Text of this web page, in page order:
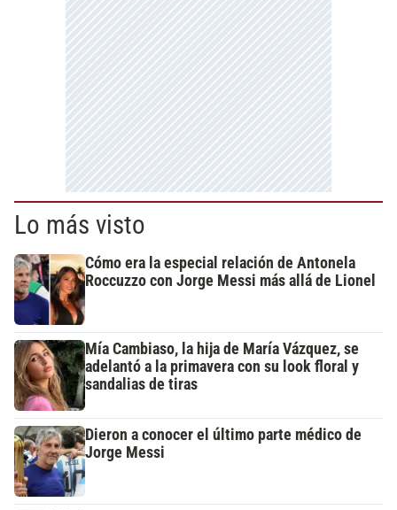
Lo más visto
Cómo era la especial relación de Antonela
Roccuzzo con Jorge Messi más allá de Lionel
Mía Cambiaso, la hija de María Vázquez, se
adelantó a la primavera con su look floral y
sandalias de tiras
Dieron a conocer el último parte médico de
Jorge Messi